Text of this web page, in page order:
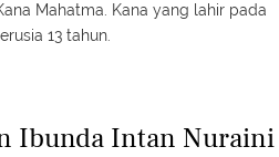
Mahatma. Kana yang lahir pada
13 tahun.
Ibunda Intan Nuraini